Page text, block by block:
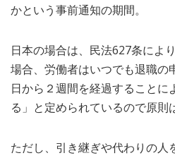
かという事前通知の期間。
日本の場合は、民法627条によ
場合、労働者はいつでも退職の
日から２週間を経過することに
る」と定められているので原則
ただし、引き継ぎや代わりの人